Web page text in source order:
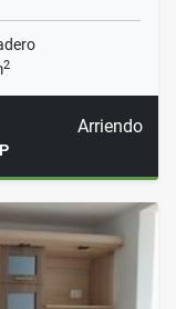
2
Arriendo